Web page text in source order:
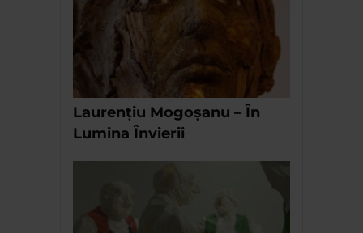
Laurențiu Mogoșanu – În
Lumina Învierii